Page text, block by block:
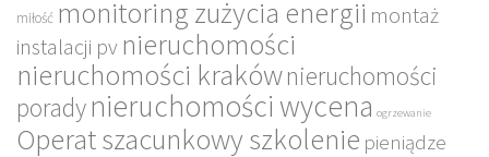
miłość monitoring zużycia energii montaż
instalacji pv nieruchomości
nieruchomości krakównieruchomości
poradynieruchomości wycena ogrzewanie
Operat szacunkowy szkolenie pieniądze